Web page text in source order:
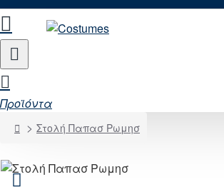
Προϊόντα
homeΣτολή Παπασ Ρωμησ